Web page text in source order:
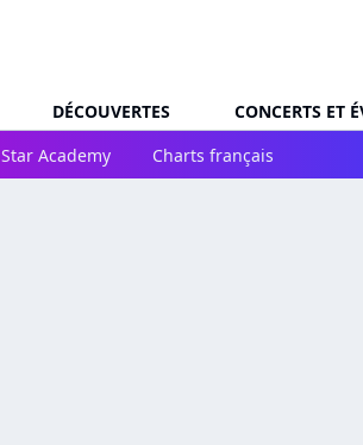
DÉCOUVERTES CONCERTS ET
Star Academy Charts français